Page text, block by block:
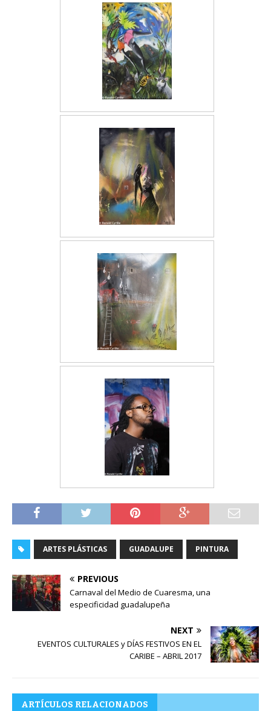
ARTES PLÁSTICAS GUADALUPE PINTURA
PREVIOUS
Carnaval del Medio de Cuaresma, una
especificidad guadalupeña
NEXT
EVENTOS CULTURALES y DÍAS FESTIVOS EN EL
CARIBE – ABRIL 2017
ARTÍCULOS RELACIONADOS